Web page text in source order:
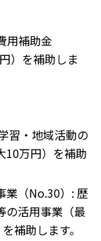
用補助金
）を補助しま
習・地域活動の
10万円）を補助
業（No.30）: 歴
の活用事業（最
補助します。